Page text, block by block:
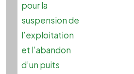
pour la
suspension de
l’exploitation
et l’abandon
d’un puits